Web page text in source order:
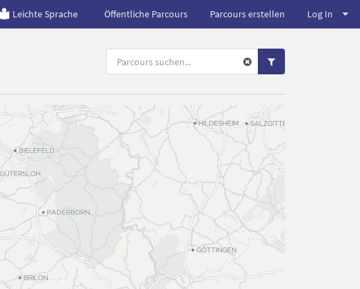
Leichte Sprache Öffentliche Parcours Parcours erstellen Log In